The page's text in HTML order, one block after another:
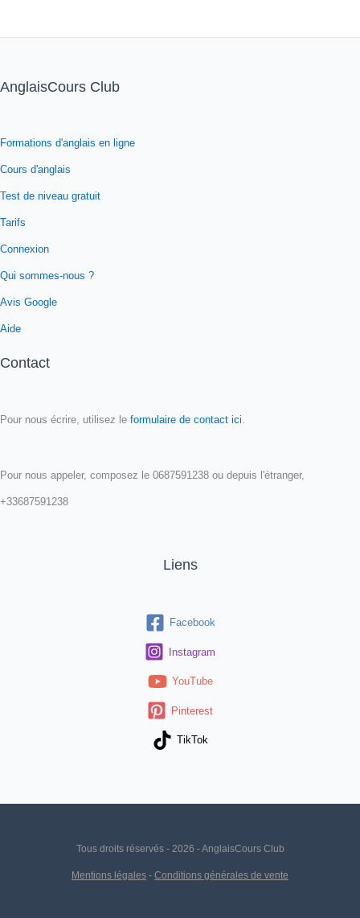
AnglaisCours Club
Formations d'anglais en ligne
Cours d'anglais
Test de niveau gratuit
Tarifs
Connexion
Qui sommes-nous ?
Avis Google
Aide
Contact
Pour nous écrire, utilisez le formulaire de contact ici
Pour nous appeler, composez le 0687591238 ou depuis l'étranger,
+33687591238
Liens
Facebook
Instagram
YouTube
Pinterest
TikTok
Tous droits réservés - 2026 - AnglaisCours Club
Mentions légales - Conditions générales de vente